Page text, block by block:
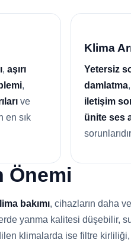
, aşırı
,
ve
en sık
Klima
Yetersiz
damlatma,
iletişim
ünite ses
Önemi
bakımı, cihazların daha
yanma kalitesi düşebilir,
klimalarda ise filtre